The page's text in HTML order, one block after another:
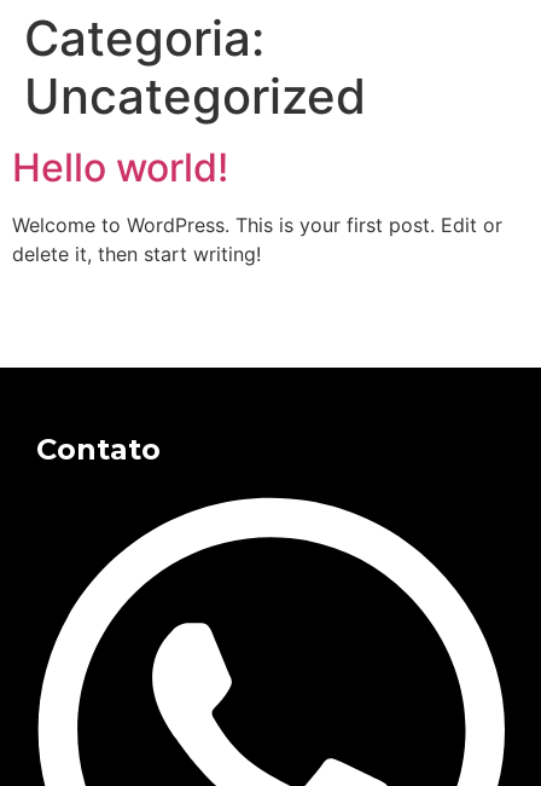
Categoria:
Uncategorized
Hello world!
Welcome to WordPress. This is your first post. Edit or
delete it, then start writing!
Contato